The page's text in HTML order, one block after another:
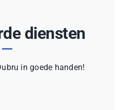
diensten
in goede handen!